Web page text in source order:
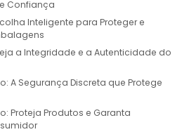
Confiança
Inteligente para Proteger e
a Integridade e a Autenticidade do
A Segurança Discreta que Protege
Proteja Produtos e Garanta